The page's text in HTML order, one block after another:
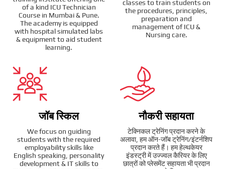
of a kind ICU Technician
Course in Mumbai & Pune.
The academy is equipped
with hospital simulated labs
& equipment to aid student
learning.
classes to train students on
the procedures, principles,
preparation and
management of ICU &
Nursing care.
जॉब स्किल
We focus on guiding
students with the required
employability skills like
English speaking, personality
development & IT skills to
नौकरी सहायता
टेक्निकल ट्रेनिंग प्रदान करने के
अलावा, हम ऑन-जॉब ट्रेनिंग/इंटर्नशिप
प्रदान करते हैं। हम हेल्थकेयर
इंडस्ट्री में उज्ज्वल कैरियर के लिए
छात्रों को प्लेसमेंट सहायता भी प्रदान